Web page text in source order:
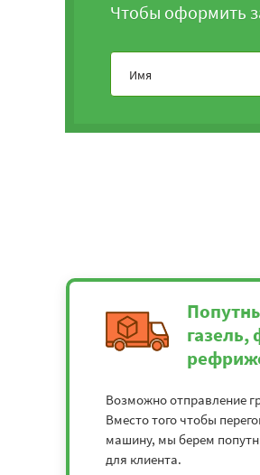
Чтобы оформить
газель,
Возможно отправление
Вместо того чтобы
машину, мы берем
для клиента.